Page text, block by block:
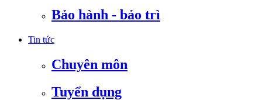
Bảo hành - bảo trì
Tin tức
Chuyên môn
Tuyển dụng